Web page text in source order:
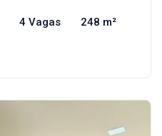
4 Vagas 248 m²